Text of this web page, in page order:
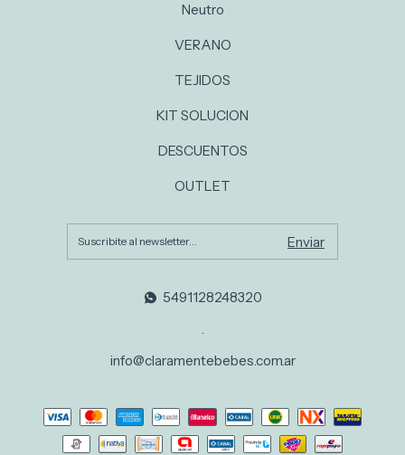
Neutro
VERANO
TEJIDOS
KIT SOLUCION
DESCUENTOS
OUTLET
5491128248320
.
info@claramentebebes.com.ar